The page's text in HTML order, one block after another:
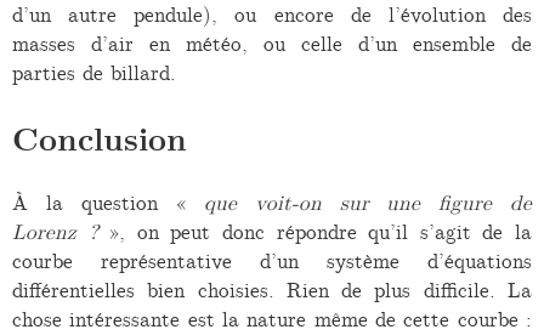
d’un autre pendule), ou encore de l’évolution des
masses d’air en météo, ou celle d’un ensemble de
parties de billard.
Conclusion
À la question « que voit-on sur une figure de
Lorenz ?», on peut donc répondre qu’il s’agit de la
courbe représentative d’un système d’équations
différentielles bien choisies. Rien de plus difficile. La
chose intéressante est la nature même de cette courbe :